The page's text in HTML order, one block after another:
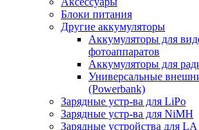
Блоки питания
Другие аккумуляторы
Аккумуляторы для
фотоаппаратов
Аккумуляторы для
Универсальные
(Powerbank)
Зарядные устр-ва для LiPo
Зарядные устр-ва для NiMH
Зарядные устройства для